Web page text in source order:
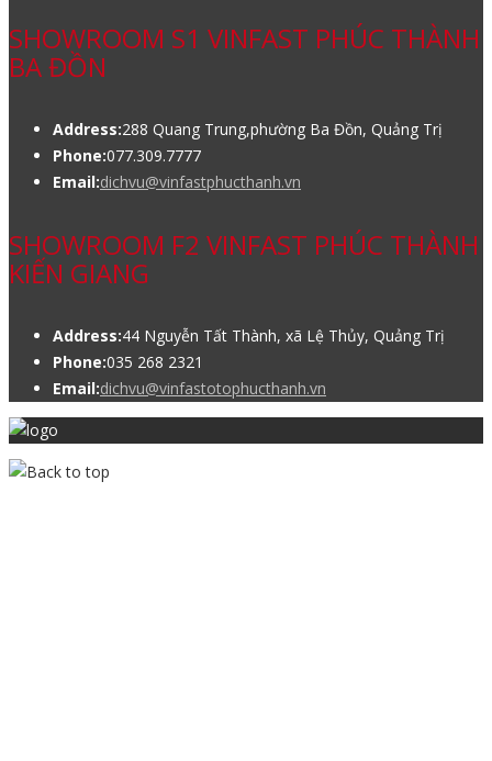
SHOWROOM S1 VINFAST PHÚC THÀNH
BA ĐỒN
Address:288 Quang Trung,phường Ba Đồn, Quảng Trị
Phone:077.309.7777
Email:dichvu@vinfastphucthanh.vn
SHOWROOM F2 VINFAST PHÚC THÀNH
KIẾN GIANG
Address:44 Nguyễn Tất Thành, xã Lệ Thủy, Quảng Trị
Phone:035 268 2321
Email:dichvu@vinfastotophucthanh.vn